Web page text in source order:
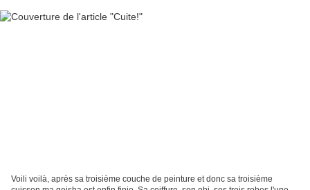
Voili voilà, après sa troisième couche de peinture et donc sa troisième